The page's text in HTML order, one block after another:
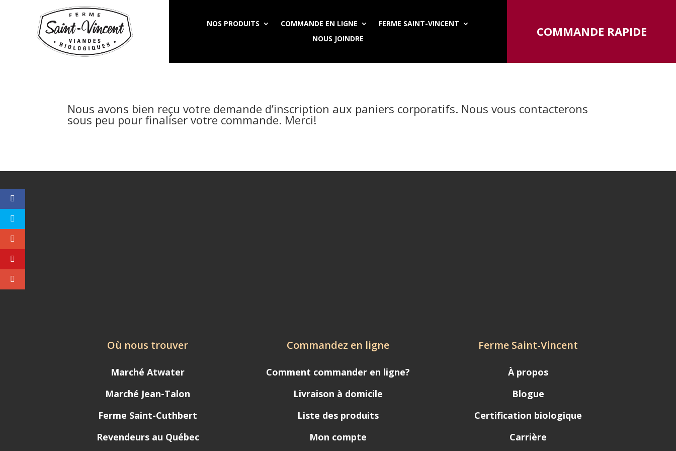
NOS PRODUITS COMMANDE EN LIGNE
FERME SAINT-VINCENT
NOUS JOINDRE
COMMANDE RAPIDE
Nous avons bien reçu votre demande d’inscription aux paniers corporatifs. Nous vous contacterons
sous peu pour finaliser votre commande. Merci!
Où nous trouver
Marché Atwater
Marché Jean-Talon
Ferme Saint-Cuthbert
Revendeurs au Québec
Commandez en ligne
Comment commander en ligne?
Livraison à domicile
Liste des produits
Mon compte
Ferme Saint-Vincent
À propos
Blogue
Certification biologique
Carrière